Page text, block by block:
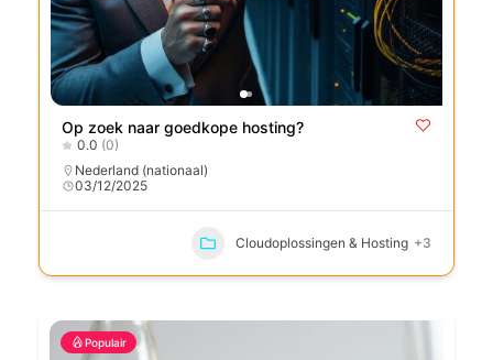
Op zoek naar goedkope hosting?
0.0 (0)
Nederland (nationaal)
03/12/2025
Cloudoplossingen & Hosting +3
Populair